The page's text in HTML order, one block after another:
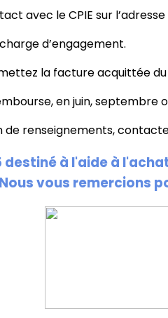
avec le CPIE sur
d’engagement.
la facture acquittée
en juin, septembre
de renseignements,
destiné à l'aide à
vous remercions